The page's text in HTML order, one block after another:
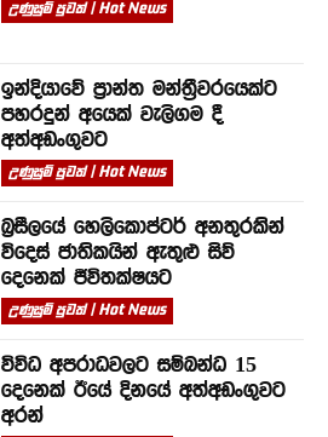
උණුසුම් පුවත් | Hot News
ඉන්දියාවේ ප්‍රාන්ත මන්ත්‍රීවරයෙක්ට
පහරදුන් අයෙක් වැලිගම දී
අත්අඩංගුවට
උණුසුම් පුවත් | Hot News
බ්‍රසීලයේ හෙලිකොප්ටර් අනතුරකින්
විදෙස් ජාතිකයින් ඇතුළු සිව්
දෙනෙක් ජීවිතක්ෂයට
උණුසුම් පුවත් | Hot News
විවිධ අපරාධවලට සම්බන්ධ 15
දෙනෙක් ඊයේ දිනයේ අත්අඩංගුවට
අරන්